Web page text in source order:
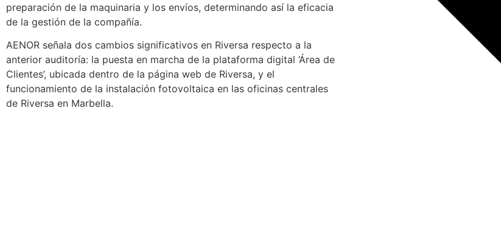
preparación de la maquinaria y los envíos, determinando así la eficacia
de la gestión de la compañía.
AENOR señala dos cambios significativos en Riversa respecto a la
anterior auditoría: la puesta en marcha de la plataforma digital ‘Área de
Clientes’, ubicada dentro de la página web de Riversa, y el
funcionamiento de la instalación fotovoltaica en las oficinas centrales
de Riversa en Marbella.